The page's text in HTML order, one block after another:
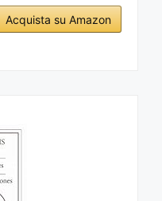
Acquista su Amazon